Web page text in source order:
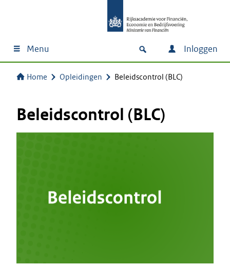
Menu Inloggen
Home Opleidingen Beleidscontrol (BLC)
Beleidscontrol (BLC)